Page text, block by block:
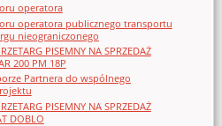
operatora
operatora publicznego transportu
nieograniczonego
PISEMNY NA SPRZEDAŻ
200 PM 18P
Partnera do wspólnego
PISEMNY NA SPRZEDAŻ
DOBLO